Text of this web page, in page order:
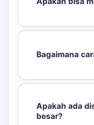
Bagaimana
Apakah ada
besar?